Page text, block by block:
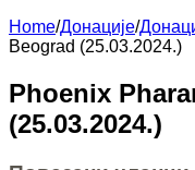
Home/Донације/
Beograd (25.03.2024.)
Phoenix
(25.03.2024.)